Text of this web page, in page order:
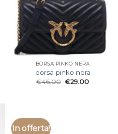
BORSA PINKO NERA
borsa pinko nera
€46.00 €29.00
In offerta!